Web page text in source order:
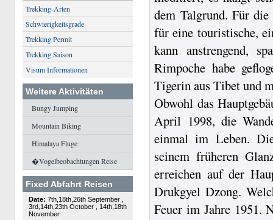
dem Talgrund. Für
für eine touristische,
kann anstrengend,
Rimpoche habe
Tigerin aus Tibet und
Obwohl das
April 1998, die
einmal im Leben.
seinem früheren
erreichen auf der
Drukgyel Dzong.
Feuer im Jahre 1951.
Trekking-Arten
Schwierigkeitsgrade
Trekking Permit
Trekking Saison
Visum Informationen
Weitere Aktivitäten
Bungy Jumping
Mountain Biking
Himalaya Fluge
�Vogelbeobachtungen Reise
Fixed Abfahrt Reisen